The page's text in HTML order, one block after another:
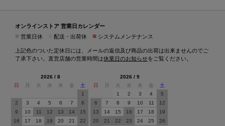
オンラインストア 営業日カレンダー
営業日休 配送・出荷休 ■ システムメンテナンス
上記色のついた定休日には、メールの返信及び商品の出荷は出来ませんのでご
了承下さい。直営店舗の営業時間は休業日のお知らせをご覧ください。
2026 / 8
日
月 火 水 木 金
土
1
2
3 4 5 6 7
8
9
10 11 12 13 14
15
16
17 18 19 20 21
22
2026 / 9
日
月 火 水 木 金
土
1
2 3 4
5
6
7 8 9 10 11
12
13
14 15 16 17 18
19
20
21 22 23 24 25
26